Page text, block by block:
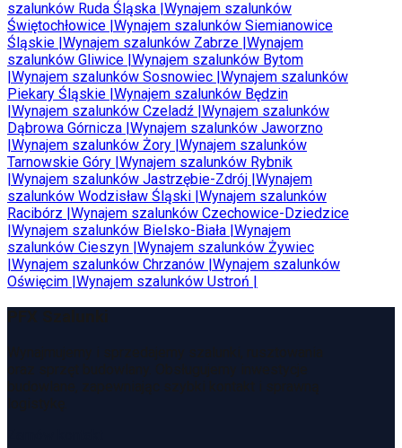
szalunków Ruda Śląska Wynajem szalunków
Świętochłowice Wynajem szalunków Siemianowice
Śląskie Wynajem szalunków Zabrze Wynajem
szalunków Gliwice Wynajem szalunków Bytom
Wynajem szalunków Sosnowiec Wynajem szalunków
Piekary Śląskie Wynajem szalunków Będzin
Wynajem szalunków Czeladź Wynajem szalunków
Dąbrowa Górnicza Wynajem szalunków Jaworzno
Wynajem szalunków Żory Wynajem szalunków
Tarnowskie Góry Wynajem szalunków Rybnik
Wynajem szalunków Jastrzębie-Zdrój Wynajem
szalunków Wodzisław Śląski Wynajem szalunków
Racibórz Wynajem szalunków Czechowice-Dziedzice
Wynajem szalunków Bielsko-Biała Wynajem
szalunków Cieszyn Wynajem szalunków Żywiec
Wynajem szalunków Chrzanów Wynajem szalunków
Oświęcim Wynajem szalunków Ustroń